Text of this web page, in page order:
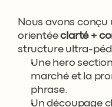
Nous avons conçu
orientée clarté +
structure ultra-
Une hero
marché et la
phrase.
Un découpage